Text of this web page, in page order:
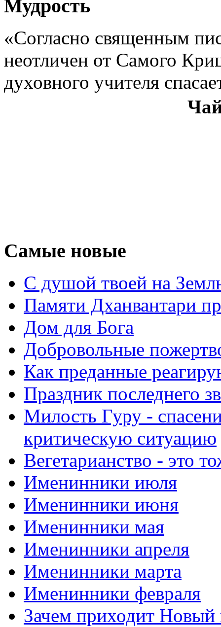
Мудрость
«Согласно священным
неотличен от Самого
духовного учителя
Самые новые
С душой твоей на
Памяти Дханвантари
Дом для Бога
Добровольные
Как преданные
Праздник последнего
Милость Гуру -
критическую ситуацию
Вегетарианство - это
Именинники июля
Именинники июня
Именинники мая
Именинники апреля
Именинники марта
Именинники февраля
Зачем приходит Новый